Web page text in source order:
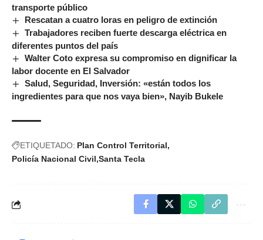
transporte público
Rescatan a cuatro loras en peligro de extinción
Trabajadores reciben fuerte descarga eléctrica en
diferentes puntos del país
Walter Coto expresa su compromiso en dignificar la
labor docente en El Salvador
Salud, Seguridad, Inversión: «están todos los
ingredientes para que nos vaya bien», Nayib Bukele
ETIQUETADO: Plan Control Territorial
Policía Nacional Civil Santa Tecla